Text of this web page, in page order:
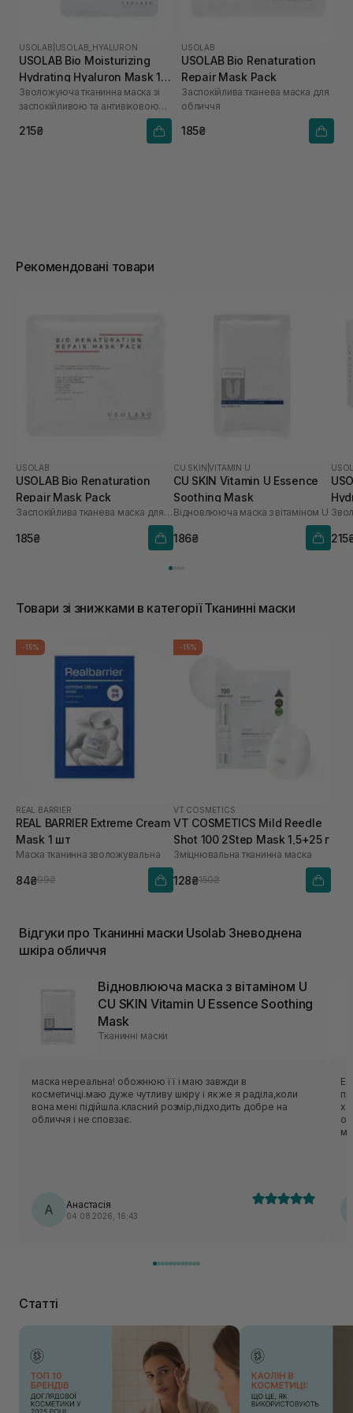
USOLAB USOLAB_HYALURON
USOLAB Bio Moisturizing
Hydrating Hyaluron Mask 1
шт
Зволожуюча тканинна маска зі
заспокійливою та антивіковою
215₴
USOLAB
USOLAB Bio Renaturation
Repair Mask Pack
Заспокійлива тканева маска для
обличчя
185₴
Рекомендовані товари
USOLAB
USOLAB Bio Renaturation
Repair Mask Pack
Заспокійлива тканева маска для обличчя
185₴
CU SKIN |VITAMIN U
CU SKIN Vitamin U Essence
Soothing Mask
Відновлююча маска з вітаміном U
186₴
шт
Товари зі знижками в категорії Тканинні маски
-15%
REAL BARRIER
REAL BARRIER Extreme Cream
Mask 1 шт
Маска тканинна зволожувальна
84₴99₴
-15%
VT COSMETICS
VT COSMETICS Mild Reedle
Shot 100 2Step Mask 1,5+25 г
Зміцнювальна тканинна маска
128₴150₴
Відгуки про Тканинні маски Usolab Зневоднена
шкіра обличчя
Відновлююча маска з вітаміном U
CU SKIN Vitamin U Essence Soothing
Mask
Тканинні маски
маска нереальна! обожнюю її і маю завжди в
косметичці.маю дуже чутливу шкіру і як же я раділа,коли
вона мені підійшла.класний розмір,підходить добре на
обличчя і не сповзає.
А Анастасія
04.08.2026, 16:43
Статті